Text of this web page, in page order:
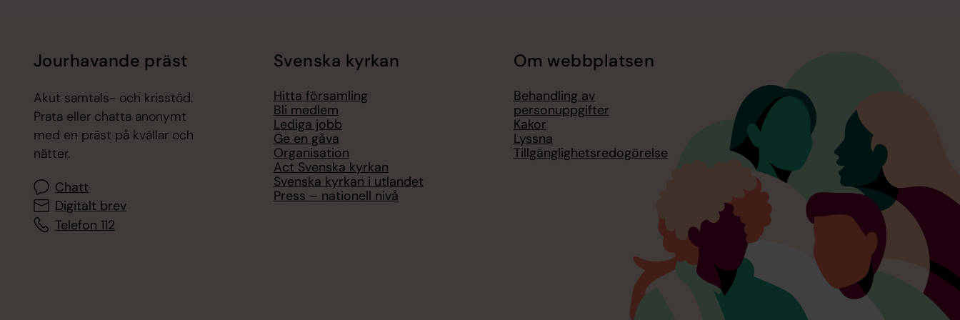
Jourhavande präst
Akut samtals- och krisstöd.
Prata eller chatta anonymt
med en präst på kvällar och
nätter.
Chatt
Digitalt brev
Telefon 112
Svenska kyrkan
Hitta församling
Bli medlem
Lediga jobb
Ge en gåva
Organisation
Act Svenska kyrkan
Svenska kyrkan i utlandet
Press – nationell nivå
Om webbplatsen
Behandling av
personuppgifter
Kakor
Lyssna
Tillgänglighetsredogörelse